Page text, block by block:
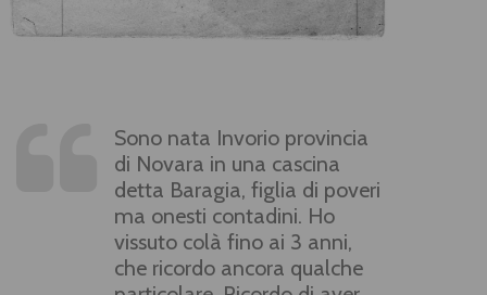
Sono nata Invorio provincia
di Novara in una cascina
detta Baragia, figlia di poveri
ma onesti contadini. Ho
vissuto colà fino ai 3 anni,
che ricordo ancora qualche